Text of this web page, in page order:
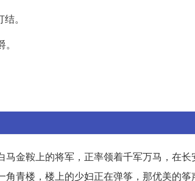
。
金鞍上的将军，正率领着千军万马，在
青楼，楼上的少妇正在弹筝，那优美的